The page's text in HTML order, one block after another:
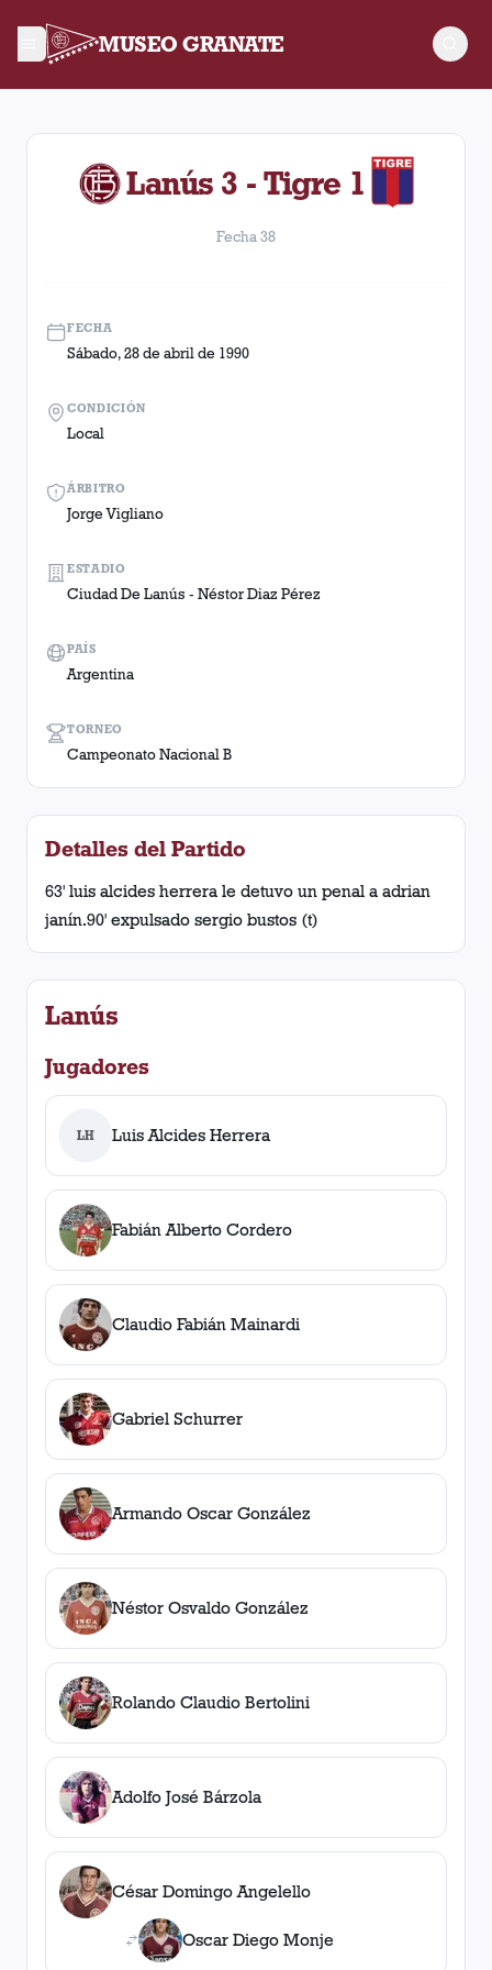
MUSEO GRANATE
Fecha 38. Partido entre Lanús y Tigre disputado el
Lanús 3 - Tigre 1
Fecha 38
FECHA
Sábado, 28 de abril de 1990
ÁRBITRO
Jorge Vigliano
TORNEO
Campeonato Nacional B
CONDICIÓN
Local
ESTADIO
Ciudad De Lanús - Néstor Diaz Pérez
PAÍS
Argentina
Detalles del Partido
63' luis alcides herrera le detuvo un penal a adrian
janín.90' expulsado sergio bustos (t)
Lanús
Jugadores
LH Luis Alcides Herrera
Fabián Alberto Cordero
Claudio Fabián Mainardi
Gabriel Schurrer
Armando Oscar González
Néstor Osvaldo González
Rolando Claudio Bertolini
Adolfo José Bárzola
César Domingo Angelello
Oscar Diego Monje